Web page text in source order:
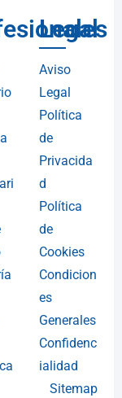
Legal
Aviso
Legal
Política
de
Privacida
d
Política
de
Cookies
Condicion
es
Generales
Confidenc
ialidad
Sitemap